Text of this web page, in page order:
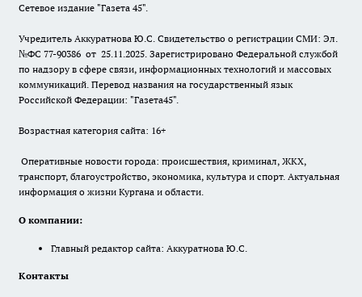
Сетевое издание "Газета 45".
Учредитель Аккуратнова Ю.С. Свидетельство о регистрации СМИ: Эл.
№ФС 77-90386 от 25.11.2025. Зарегистрировано Федеральной службой
по надзору в сфере связи, информационных технологий и массовых
коммуникаций. Перевод названия на государственный язык
Российской Федерации: "Газета45".
Возрастная категория сайта: 16+
Оперативные новости города: происшествия, криминал, ЖКХ,
транспорт, благоустройство, экономика, культура и спорт. Актуальная
информация о жизни Кургана и области.
О компании:
Главный редактор сайта: Аккуратнова Ю.С.
Контакты